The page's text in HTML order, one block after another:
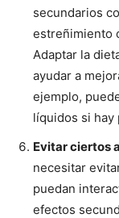
secundarios
estreñimiento
Adaptar la
ayudar a
ejemplo,
líquidos si hay
Evitar ciertos
necesitar
puedan
efectos